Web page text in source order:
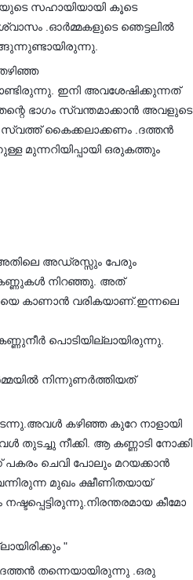
സഹായിയായി കൂടെ
.ഓർമ്മകളുടെ ഞെട്ടലിൽ
ഇനി അവശേഷിക്കുന്നത്
ഭാഗം സ്വന്തമാക്കാന്‍ അവളുടെ
സ്വത്ത് കൈക്കലാക്കണം .ദത്തന്‍
മുന്നറിയിപ്പായി ഒരുകത്തും
അഡ്രസ്സും പേരും
കണ്ണുകൾ നിറഞ്ഞു. അത്
കാണാൻ വരികയാണ്.ഇന്നലെ
പൊടിയില്ലായിരുന്നു.
നിന്നുണർത്തിയത്
നടന്നു.അവൾ കഴിഞ്ഞ കുറേ നാളായി
തുടച്ചു നീക്കി. ആ കണ്ണാടി നോക്കി
ചെവി പോലും മറയക്കാൻ
മുഖം ക്ഷീണിതയായ്
കീമോ
"
തന്നെയായിരുന്നു .ഒരു